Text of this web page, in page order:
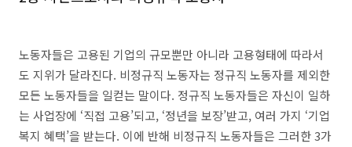
노동자들은 고용된 기업의 규모뿐만 아니라 고용형태에 따라서
도 지위가 달라진다. 비정규직 노동자는 정규직 노동자를 제외한
모든 노동자들을 일컫는 말이다. 정규직 노동자들은 자신이 일하
는 사업장에 ‘직접 고용’되고, ‘정년을 보장’받고, 여러 가지 ‘기업
복지 혜택’을 받는다. 이에 반해 비정규직 노동자들은 그러한 3가